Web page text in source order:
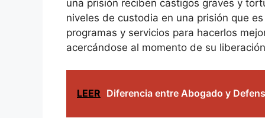
una prisión reciben castigos graves y
niveles de custodia en una prisión que
programas y servicios para hacerlos
acercándose al momento de su
LEER Diferencia entre Abogado y